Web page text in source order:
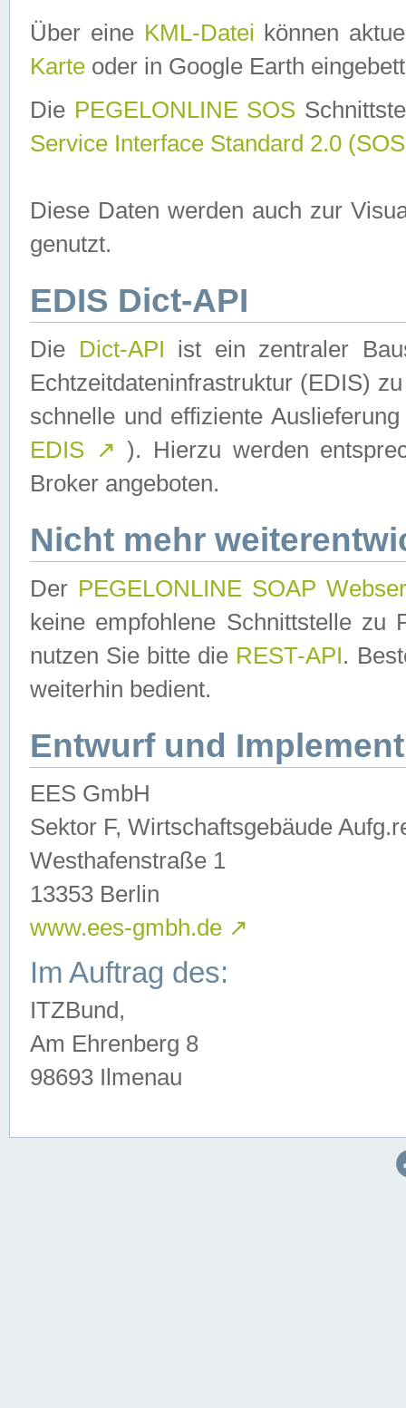
Über eine KML-Datei können
Karte oder in Google Earth
Die PEGELONLINE SOS
Service Interface Standard 2.0
Diese Daten werden auch zur
genutzt.
EDIS Dict-API
Die Dict-API ist ein zentraler
Echtzeitdateninfrastruktur (EDIS)
schnelle und effiziente
EDIS ↗ ). Hierzu werden
Broker angeboten.
Nicht mehr
Der PEGELONLINE SOAP
keine empfohlene Schnittstelle zu
nutzen Sie bitte die REST-API.
weiterhin bedient.
Entwurf und
EES GmbH
Sektor F, Wirtschaftsgebäude
Westhafenstraße 1
13353 Berlin
www.ees-gmbh.de ↗
Im Auftrag des:
ITZBund,
Am Ehrenberg 8
98693 Ilmenau